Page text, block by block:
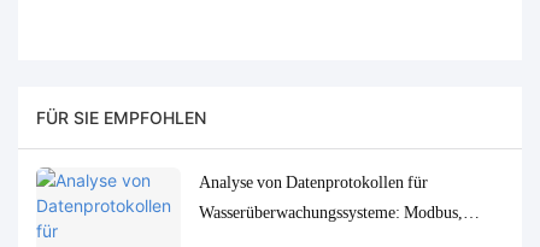
FÜR SIE EMPFOHLEN
Analyse von Datenprotokollen für
Wasserüberwachungssysteme: Modbus,